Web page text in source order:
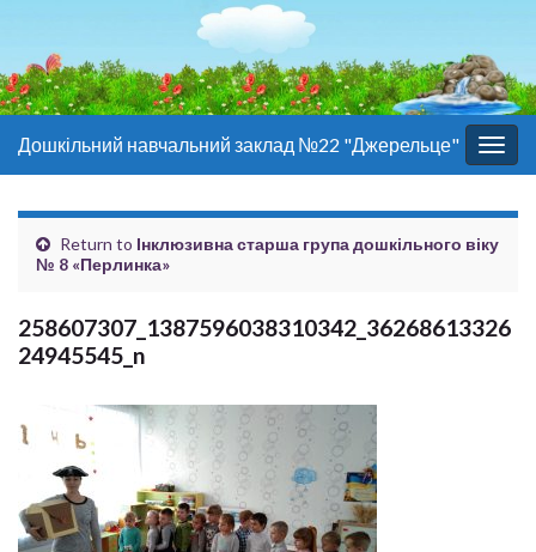
Дошкільний навчальний заклад №22 "Джерельце"
Return to Інклюзивна старша група дошкільного віку
№ 8 «Перлинка»
258607307_1387596038310342_36268613326
24945545_n